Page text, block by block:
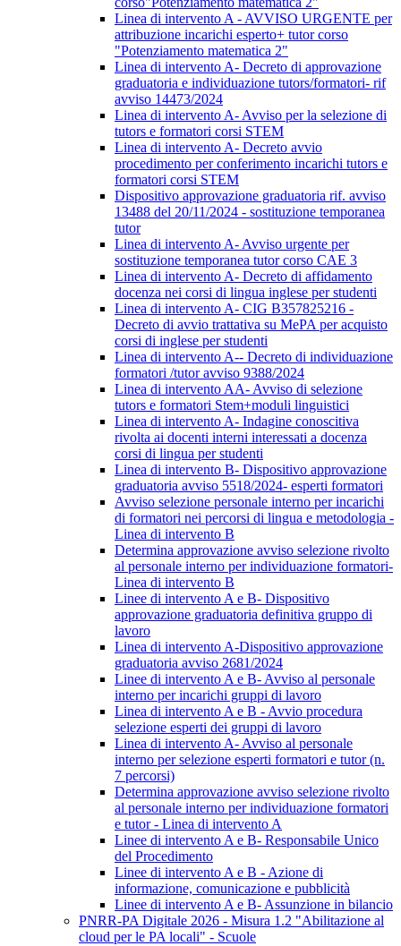
Linea di intervento A - AVVISO URGENTE per
attribuzione incarichi esperto+ tutor corso
"Potenziamento matematica 2"
Linea di intervento A- Decreto di approvazione
graduatoria e individuazione tutors/formatori- rif
avviso 14473/2024
Linea di intervento A- Avviso per la selezione di
tutors e formatori corsi STEM
Linea di intervento A- Decreto avvio
procedimento per conferimento incarichi tutors e
formatori corsi STEM
Dispositivo approvazione graduatoria rif. avviso
13488 del 20/11/2024 - sostituzione temporanea
tutor
Linea di intervento A- Avviso urgente per
sostituzione temporanea tutor corso CAE 3
Linea di intervento A- Decreto di affidamento
docenza nei corsi di lingua inglese per studenti
Linea di intervento A- CIG B357825216 -
Decreto di avvio trattativa su MePA per acquisto
corsi di inglese per studenti
Linea di intervento A-- Decreto di individuazione
formatori /tutor avviso 9388/2024
Linea di intervento AA- Avviso di selezione
tutors e formatori Stem+moduli linguistici
Linea di intervento A- Indagine conoscitiva
rivolta ai docenti interni interessati a docenza
corsi di lingua per studenti
Linea di intervento B- Dispositivo approvazione
graduatoria avviso 5518/2024- esperti formatori
Avviso selezione personale interno per incarichi
di formatori nei percorsi di lingua e metodologia -
Linea di intervento B
Determina approvazione avviso selezione rivolto
al personale interno per individuazione formatori-
Linea di intervento B
Linee di intervento A e B- Dispositivo
approvazione graduatoria definitiva gruppo di
lavoro
Linea di intervento A-Dispositivo approvazione
graduatoria avviso 2681/2024
Linee di intervento A e B- Avviso al personale
interno per incarichi gruppi di lavoro
Linea di intervento A e B - Avvio procedura
selezione esperti dei gruppi di lavoro
Linea di intervento A- Avviso al personale
interno per selezione esperti formatori e tutor (n.
7 percorsi)
Determina approvazione avviso selezione rivolto
al personale interno per individuazione formatori
e tutor - Linea di intervento A
Linee di intervento A e B- Responsabile Unico
del Procedimento
Linee di intervento A e B - Azione di
informazione, comunicazione e pubblicità
Linee di intervento A e B- Assunzione in bilancio
PNRR-PA Digitale 2026 - Misura 1.2 "Abilitazione al
cloud per le PA locali" - Scuole